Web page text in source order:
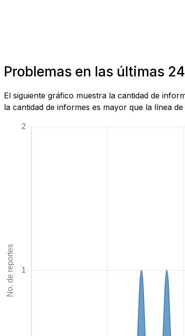
Problemas en las últimas
El siguiente gráfico muestra la cantidad de
la cantidad de informes es mayor que la línea